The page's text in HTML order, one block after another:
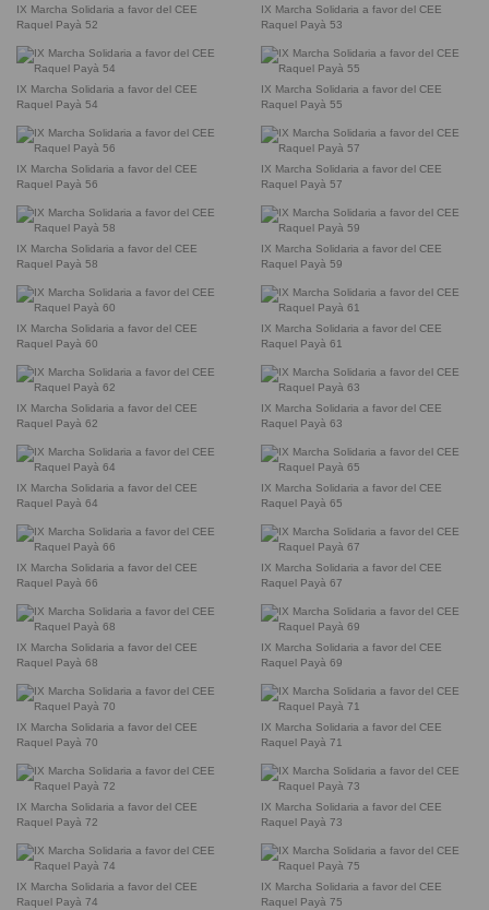
IX Marcha Solidaria a favor del CEE
Raquel Payà 52
IX Marcha Solidaria a favor del CEE
Raquel Payà 53
IX Marcha Solidaria a favor del CEE
Raquel Payà 54
IX Marcha Solidaria a favor del CEE
Raquel Payà 55
IX Marcha Solidaria a favor del CEE
Raquel Payà 56
IX Marcha Solidaria a favor del CEE
Raquel Payà 57
IX Marcha Solidaria a favor del CEE
Raquel Payà 58
IX Marcha Solidaria a favor del CEE
Raquel Payà 59
IX Marcha Solidaria a favor del CEE
Raquel Payà 60
IX Marcha Solidaria a favor del CEE
Raquel Payà 61
IX Marcha Solidaria a favor del CEE
Raquel Payà 62
IX Marcha Solidaria a favor del CEE
Raquel Payà 63
IX Marcha Solidaria a favor del CEE
Raquel Payà 64
IX Marcha Solidaria a favor del CEE
Raquel Payà 65
IX Marcha Solidaria a favor del CEE
Raquel Payà 66
IX Marcha Solidaria a favor del CEE
Raquel Payà 67
IX Marcha Solidaria a favor del CEE
Raquel Payà 68
IX Marcha Solidaria a favor del CEE
Raquel Payà 69
IX Marcha Solidaria a favor del CEE
Raquel Payà 70
IX Marcha Solidaria a favor del CEE
Raquel Payà 71
IX Marcha Solidaria a favor del CEE
Raquel Payà 72
IX Marcha Solidaria a favor del CEE
Raquel Payà 73
IX Marcha Solidaria a favor del CEE
Raquel Payà 74
IX Marcha Solidaria a favor del CEE
Raquel Payà 75